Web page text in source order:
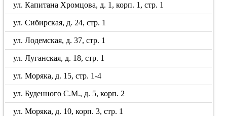
ул. Капитана Хромцова, д. 1, корп. 1, стр. 1
ул. Сибирская, д. 24, стр. 1
ул. Лодемская, д. 37, стр. 1
ул. Луганская, д. 18, стр. 1
ул. Моряка, д. 15, стр. 1-4
ул. Буденного С.М., д. 5, корп. 2
ул. Моряка, д. 10, корп. 3, стр. 1